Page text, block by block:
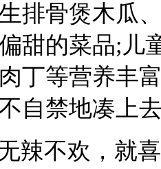
排骨煲木瓜
甜的菜品;儿
丁等营养丰
自禁地凑上
辣不欢，就